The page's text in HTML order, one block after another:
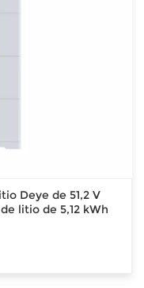
Deye de 51,2 V
litio de 5,12 kWh